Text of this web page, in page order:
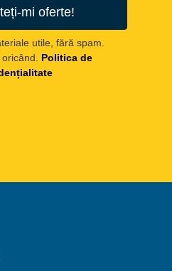
mi oferte!
utile, fără spam.
Politica de